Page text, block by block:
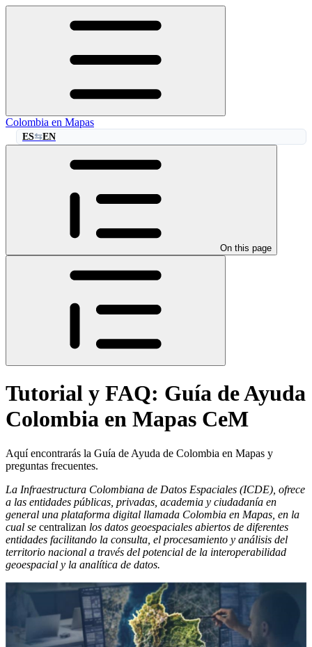
Colombia en Mapas
ES⇆EN
On this page
Tutorial y FAQ: Guía de Ayuda
Colombia en Mapas CeM
Aquí encontrarás la Guía de Ayuda de Colombia en Mapas y
preguntas frecuentes.
La Infraestructura Colombiana de Datos Espaciales (ICDE), ofrece
a las entidades públicas, privadas, academia y ciudadanía en
general una plataforma digital llamada Colombia en Mapas, en la
cual se centralizan los datos geoespaciales abiertos de diferentes
entidades facilitando la consulta, el procesamiento y análisis del
territorio nacional a través del potencial de la interoperabilidad
geoespacial y la analítica de datos.